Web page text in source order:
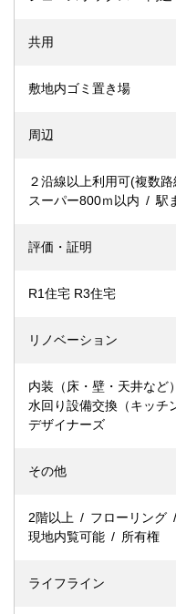
共用
敷地内ゴミ置き場
周辺
２沿線以上利用可(複数路
スーパー800ｍ以内
駅
評価・証明
R1住宅 R3住宅
リノベーション
内装（床・壁・天井など）
水回り設備交換（キッチ
デザイナーズ
その他
2階以上 フローリング
現地内覧可能
所有権
ライフライン